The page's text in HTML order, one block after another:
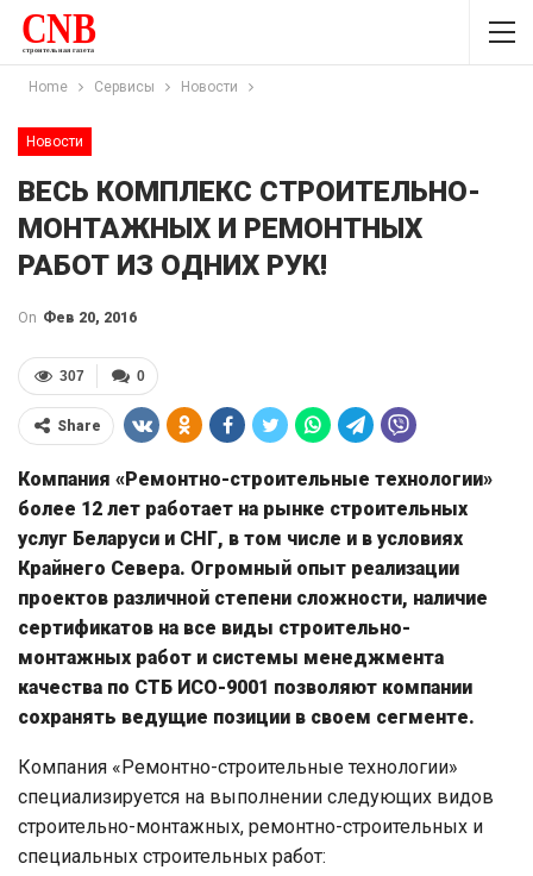
Home Сервисы Новости
Новости
ВЕСЬ КОМПЛЕКС СТРОИТЕЛЬНО-
МОНТАЖНЫХ И РЕМОНТНЫХ
РАБОТ ИЗ ОДНИХ РУК!
On Фев 20, 2016
0
307
Share
Компания «Ремонтно-строительные технологии»
более 12 лет работает на рынке строительных
услуг Беларуси и СНГ, в том числе и в условиях
Крайнего Севера. Огромный опыт реализации
проектов различной степени сложности, наличие
сертификатов на все виды строительно-
монтажных работ и системы менеджмента
качества по СТБ ИСО-9001 позволяют компании
сохранять ведущие позиции в своем сегменте.
Компания «Ремонтно-строительные технологии»
специализируется на выполнении следующих видов
строительно-монтажных, ремонтно-строительных и
специальных строительных работ: